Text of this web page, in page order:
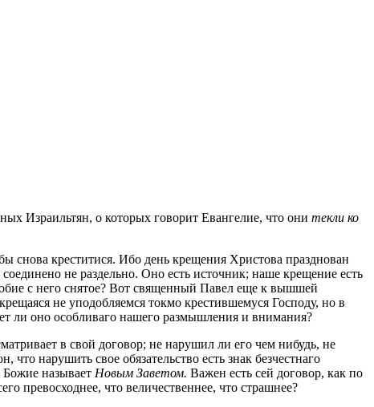
Израильтян, о которых говорит Евангелие, что они текли ко
снова креститися. Ибо день крещения Христова празднован
не раздельно. Оно есть источник; наше крещение есть
с него снятое? Вот священный Павел еще к вышшей
не уподобляемся токмо крестившемуся Господу, но в
ли оно особливаго нашего размышления и внимания?
в свой договор; не нарушил ли его чем нибудь, не
что нарушить свое обязательство есть знак безчестнаго
называет Новым Заветом. Важен есть сей договор, как по
превосходнее, что величественнее, что страшнее?